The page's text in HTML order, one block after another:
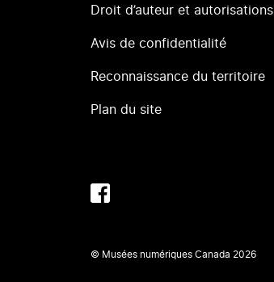
Droit d’auteur et autorisations
Avis de confidentialité
Reconnaissance du territoire
Plan du site
© Musées numériques Canada 2026